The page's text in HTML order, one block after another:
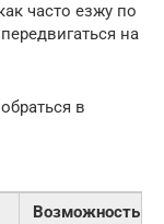
часто езжу по
на
в
Возможность